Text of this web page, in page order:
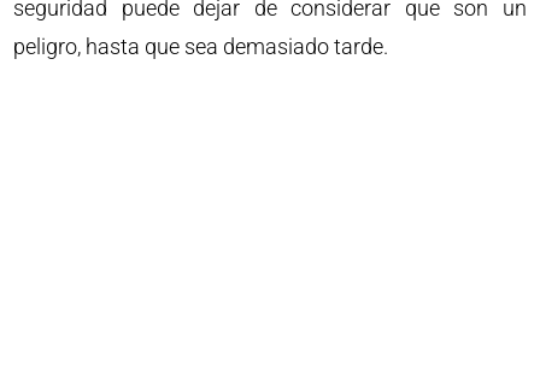
seguridad puede dejar de considerar que son un
peligro, hasta que sea demasiado tarde.